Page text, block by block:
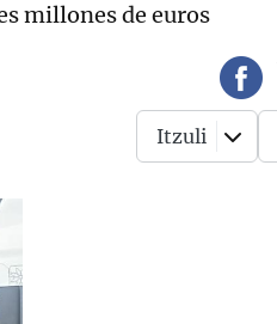
millones de euros
Itzuli